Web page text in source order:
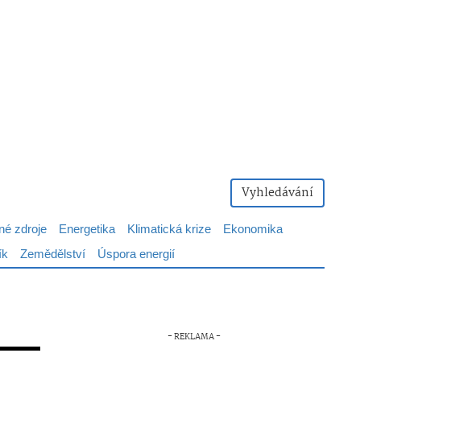
Vyhledávání
zdroje Energetika Klimatická krize
Ekonomika
Zemědělství Úspora energií